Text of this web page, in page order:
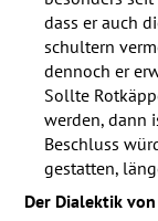
dass er auch
schultern
dennoch er
Sollte
werden, dann
Beschluss
gestatten,
Der Dialektik